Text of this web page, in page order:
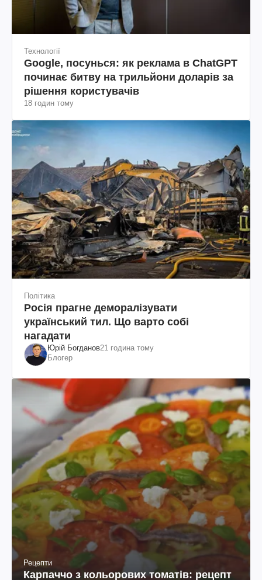
Технології
Google, посунься: як реклама в ChatGPT
починає битву на трильйони доларів за
рішення користувачів
18 годин тому
Політика
Росія прагне деморалізувати
український тил. Що варто собі
нагадати
Юрій Богданов21 година тому
Блогер
Рецепти
Карпаччо з кольорових томатів: рецепт